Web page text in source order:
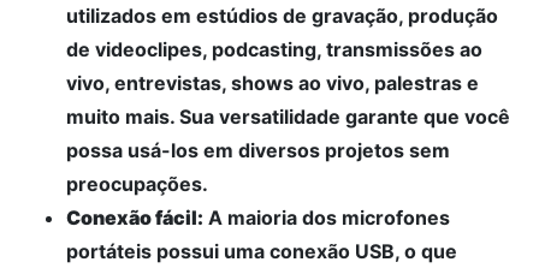
utilizados em estúdios de gravação, produção
de videoclipes, podcasting, transmissões ao
vivo, entrevistas, shows ao vivo, palestras e
muito mais. Sua versatilidade garante que você
possa usá-los em diversos projetos sem
preocupações.
Conexão fácil: A maioria dos microfones
portáteis possui uma conexão USB, o que